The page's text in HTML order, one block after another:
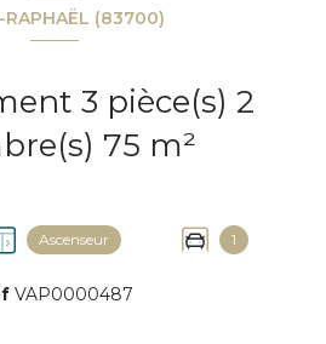
RAPHAËL (83700)
2
chambre(s) 75 m²
Ascenseur 1
VAP0000487